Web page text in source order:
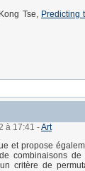
Tse, Predicting
à 17:41 -Art
et propose
combinaisons
critère de